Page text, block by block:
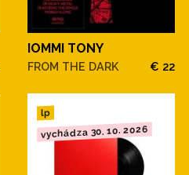
IOMMI TONY
FROM THE DARK € 22
lp
vychádza 30. 10. 2026